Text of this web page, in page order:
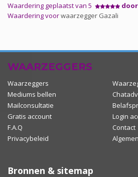
Waardering geplaatst van 5
Waardering voorwaarzegger Gazali
WAARZEGGERS
Waarzeggers
Mediums bellen
Mailconsultatie
Gratis account
Login
F.A.Q
Contact
Privacybeleid
Bronnen & sitemap